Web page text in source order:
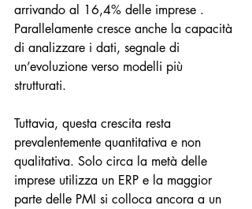
arrivando al 16,4% delle imprese .
Parallelamente cresce anche la capacità
di analizzare i dati, segnale di
un’evoluzione verso modelli più
strutturati.
Tuttavia, questa crescita resta
prevalentemente quantitativa e non
qualitativa. Solo circa la metà delle
imprese utilizza un ERP e la maggior
parte delle PMI si colloca ancora a un